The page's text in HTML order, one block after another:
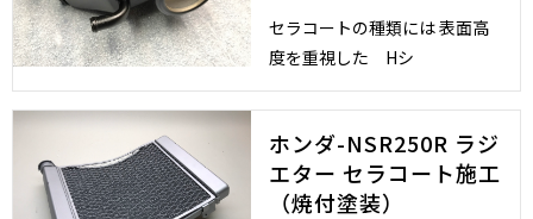
セラコートの種類には 表面高
度を重視した Hシ
ホンダ-NSR250R ラジ
エター セラコート施工
（焼付塗装）